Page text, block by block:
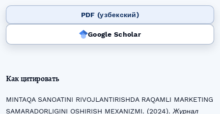
PDF (узбекский)
Google Scholar
Как цитировать
MINTAQA SANOATINI RIVOJLANTIRISHDA RAQAMLI MARKETING
SAMARADORLIGINI OSHIRISH MEXANIZMI. (2024). Журнал